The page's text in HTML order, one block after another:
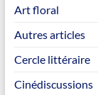
Art floral
Autres articles
Cercle littéraire
Cinédiscussions